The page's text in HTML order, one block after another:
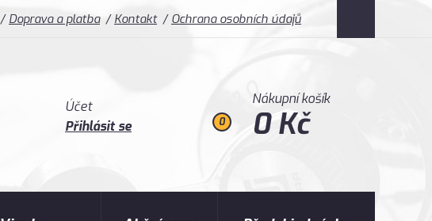
Doprava a platba Kontakt Ochrana osobních údajů
Účet
Přihlásit se
0
Nákupní košík
0 Kč